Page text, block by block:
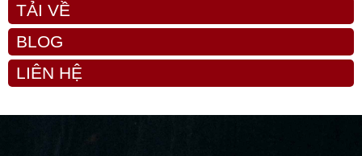
TẢI VỀ
BLOG
LIÊN HỆ